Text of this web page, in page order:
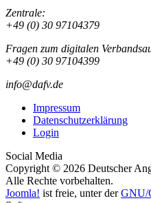
Zentrale:
+49 (0) 30 97104379
Fragen zum digitalen
+49 (0) 30 97104399
info@dafv.de
Impressum
Datenschutzerklärung
Login
Social Media
Copyright © 2026 Deutscher
Alle Rechte vorbehalten.
Joomla! ist freie, unter derGNU/